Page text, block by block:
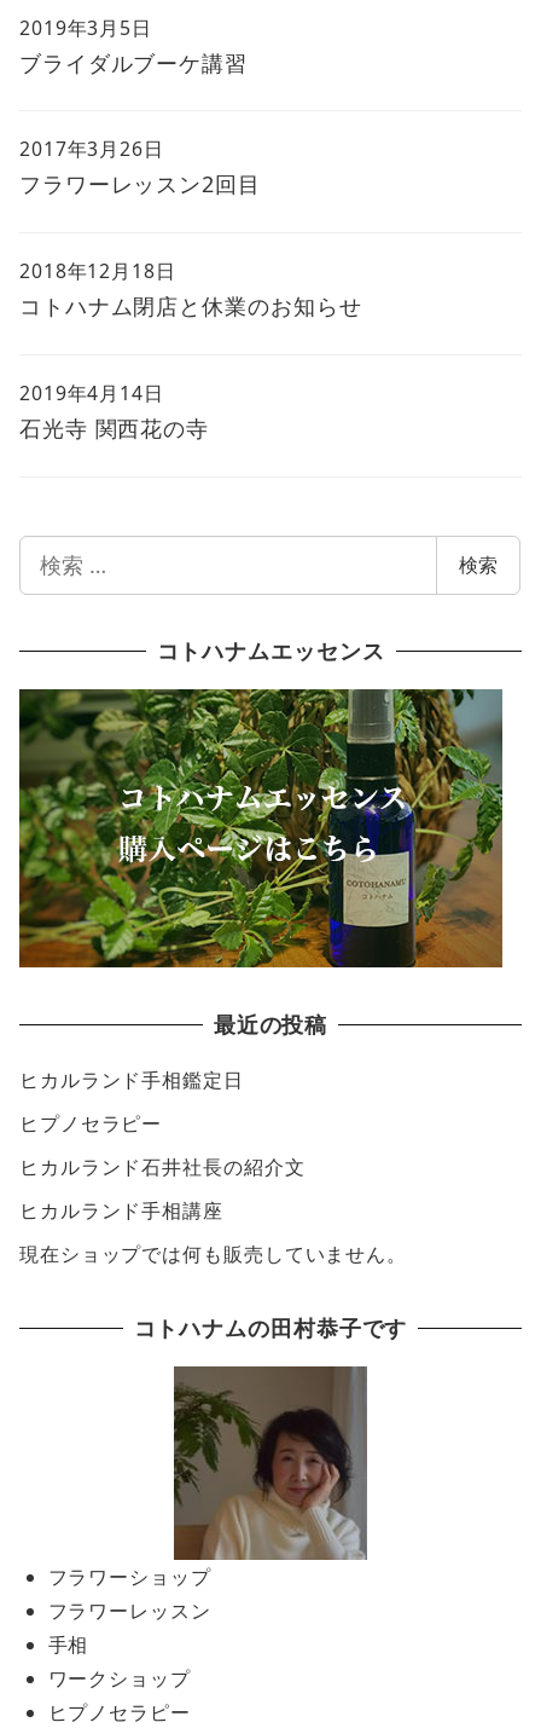
ブライダルブーケ講習
2019年3月5日
フラワーレッスン2回目
2017年3月26日
コトハナム閉店と休業のお知らせ
2018年12月18日
石光寺 関西花の寺
2019年4月14日
索
検索
コトハナムエッセンス
最近の投稿
ヒカルランド手相鑑定日
ヒプノセラピー
ヒカルランド石井社長の紹介文
ヒカルランド手相講座
現在ショップでは何も販売していません。
コトハナムの田村恭子です
フラワーショップ
フラワーレッスン
手相
ワークショップ
ヒプノセラピー